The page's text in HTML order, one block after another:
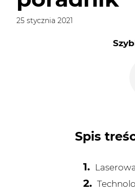
25 stycznia 2021
Spis